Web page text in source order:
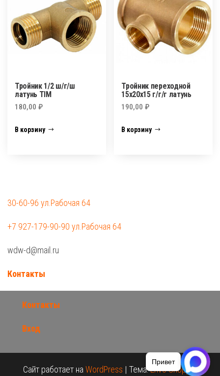
Тройник 1/2 ш/г/ш
латунь TIM
180,00 ₽
В корзину
Тройник переходной
15х20х15 г/г/г латунь
190,00₽
В корзину
30-60-96 ул.Рабочая 64
+7 927-179-90-90 ул.Рабочая 64
wdw-d@mail.ru
Контакты
Контакты
Вход
Сайт работает на WordPress | Тема:Envo Shopper
Привет